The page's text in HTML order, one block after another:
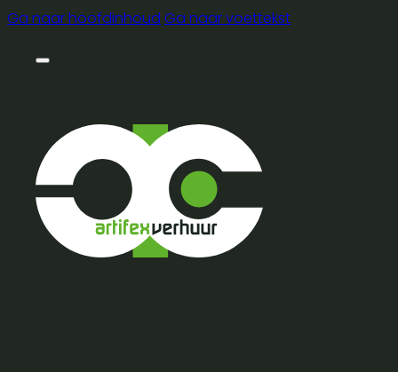
Ga naar hoofdinhoud Ga naar voettekst